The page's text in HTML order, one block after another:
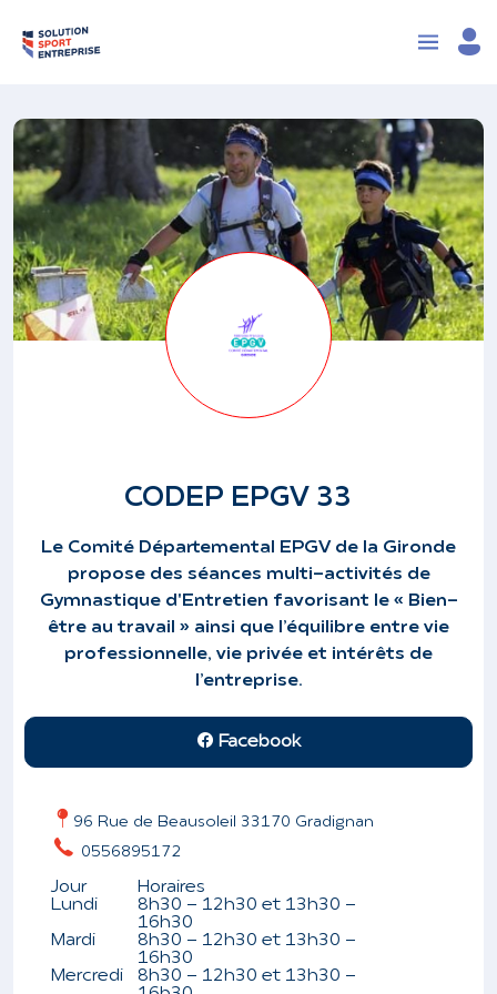
CODEP EPGV 33
Le Comité Départemental EPGV de la Gironde
propose des séances multi-activités de
Gymnastique d'Entretien favorisant le « Bien-
être au travail » ainsi que l’équilibre entre vie
professionnelle, vie privée et intérêts de
l’entreprise.
Facebook
96 Rue de Beausoleil 33170 Gradignan
0556895172
Jour
Horaires
Lundi
8h30 - 12h30 et 13h30 -
16h30
Mardi
8h30 - 12h30 et 13h30 -
16h30
Mercredi
8h30 - 12h30 et 13h30 -